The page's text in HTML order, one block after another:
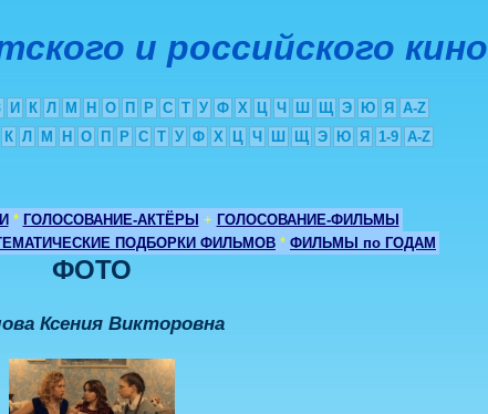
и российского кино
И К Л М Н О П Р С Т У Ф Х Ц Ч Ш Щ Э Ю Я
A-Z
К Л М Н О П Р С Т У Ф Х Ц Ч Ш Щ Э Ю Я 1-9 A-Z
* ГОЛОСОВАНИЕ-АКТЁРЫ + ГОЛОСОВАНИЕ-ФИЛЬМЫ
ПОДБОРКИ ФИЛЬМОВ * ФИЛЬМЫ по ГОДАМ
ФОТО
Ксения Викторовна